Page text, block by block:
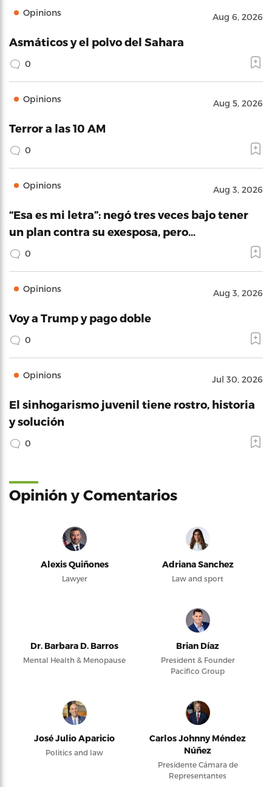
Opinions Aug 6, 2026
Asmáticos y el polvo del Sahara
0
Opinions Aug 5, 2026
Terror a las 10 AM
0
Opinions Aug 3, 2026
“Esa es mi letra”: negó tres veces bajo tener
un plan contra su exesposa, pero…
0
Opinions Aug 3, 2026
Voy a Trump y pago doble
0
Opinions Jul 30, 2026
El sinhogarismo juvenil tiene rostro, historia
y solución
0
Opinión y Comentarios
Alexis Quiñones
Lawyer
Adriana Sanchez
Law and sport
Dr. Barbara D. Barros
Mental Health & Menopause
Brian Díaz
President & Founder
Pacifico Group
José Julio Aparicio
Politics and law
Carlos Johnny Méndez
Núñez
Presidente Cámara de
Representantes